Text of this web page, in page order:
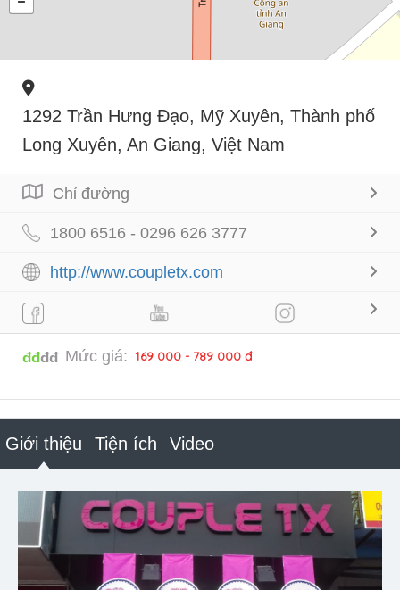
1292 Trần Hưng Đạo, Mỹ Xuyên, Thành phố
Long Xuyên, An Giang, Việt Nam
Chỉ đường
1800 6516 - 0296 626 3777
http://www.coupletx.com
đđđđ Mức giá: 169 000 - 789 000 đ
Giới thiệu Tiện ích Video